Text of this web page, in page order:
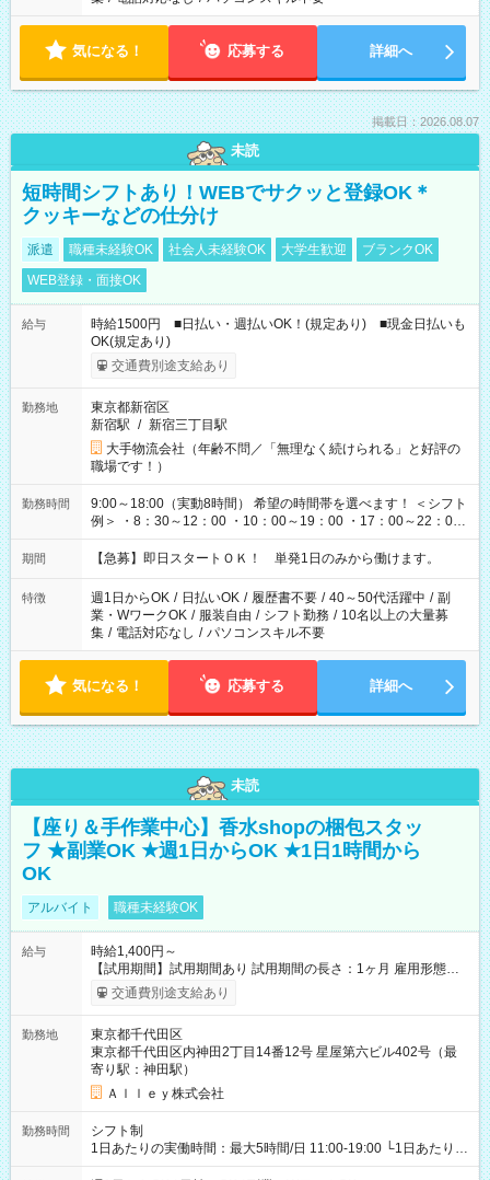
気になる！ 応募する 詳細へ
掲載日：2026.08.07
未読
短時間シフトあり！WEBでサクッと登録OK＊
クッキーなどの仕分け
派遣 職種未経験OK 社会人未経験OK 大学生歓迎
ブランクOK
WEB登録・面接OK
給与
時給1500円 ■日払い・週払いOK！(規定あり) ■現金日払いも
OK(規定あり)
交通費別途支給あり
勤務地
東京都新宿区
新宿駅 / 新宿三丁目駅
大手物流会社（年齢不問／「無理なく続けられる」と好評の
職場です！）
勤務時間
9:00～18:00（実動8時間） 希望の時間帯を選べます！ ＜シフト
例＞ ・8：30～12：00 ・10：00～19：00 ・17：00～22：00
・13：00～22：00 ・22：00～翌6：00 など
期間 【急募】即日スタートＯＫ！ 単発1日のみから働けます。
特徴 週1日からOK / 日払いOK / 履歴書不要 / 40～50代活躍中 / 副
業・WワークOK / 服装自由 / シフト勤務 / 10名以上の大量募
集 / 電話対応なし / パソコンスキル不要
気になる！ 応募する 詳細へ
未読
【座り＆手作業中心】香水shopの梱包スタッ
フ ★副業OK ★週1日からOK ★1日1時間から
OK
アルバイト 職種未経験OK
給与
時給1,400円～
【試用期間】試用期間あり 試用期間の長さ：1ヶ月 雇用形態、
給与は本採用時と同じです。
交通費別途支給あり
勤務地
東京都千代田区
東京都千代田区内神田2丁目14番12号 星屋第六ビル402号（最
寄り駅：神田駅）
Ａｌｌｅｙ株式会社
勤務時間
シフト制
1日あたりの実働時間：最大5時間/日 11:00-19:00 └1日あたりの
実働時間：1-5時間 └上記の時間帯内であれば、いつでも勤務可